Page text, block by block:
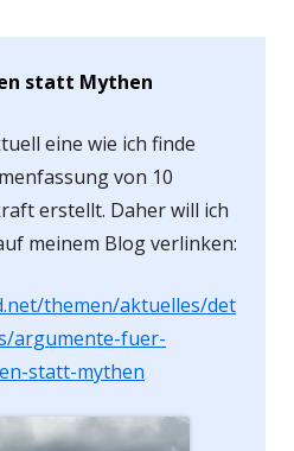
statt Mythen
eine wie ich finde
von 10
erstellt. Daher will ich
meinem Blog verlinken:
themen/aktuelles/det
argumente-fuer-
statt-mythen